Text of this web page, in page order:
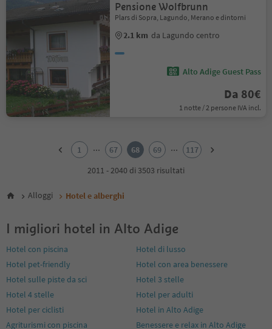
Pensione Wolfbrunn
Plars di Sopra, Lagundo, Merano e dintorni
2.1 km da Lagundo centro
Alto Adige Guest Pass
Da 80€
1 notte / 2 persone IVA incl.
6
11
12
13
14
16
17
1 ... 67 68 69 ...
117
2011 - 2040 di 3503 risultati
Alloggi Hotel e alberghi
I migliori hotel in Alto Adige
Hotel con piscina
Hotel di lusso
Hotel pet-friendly
Hotel con area benessere
Hotel sulle piste da sci
Hotel 3 stelle
Hotel 4 stelle
Hotel per adulti
Hotel per ciclisti
Hotel in Alto Adige
Agriturismi con piscina
Benessere e relax in Alto Adige